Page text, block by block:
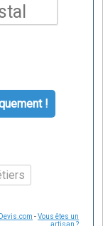
!
-Vous êtes un
artisan ?